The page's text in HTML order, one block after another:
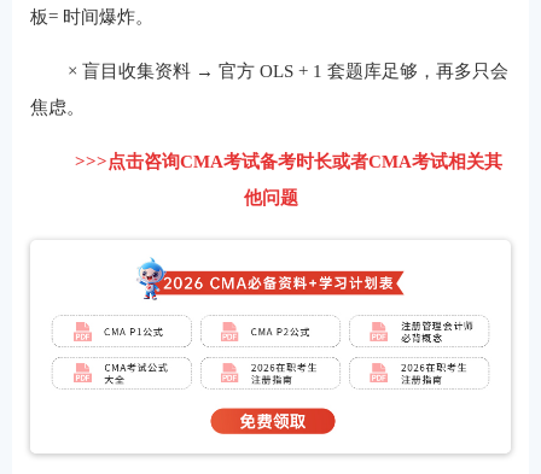
板= 时间爆炸。
× 盲目收集资料 → 官方 OLS + 1 套题库足够，再多只会
焦虑。
>>>点击咨询CMA考试备考时长或者CMA考试相关其
他问题